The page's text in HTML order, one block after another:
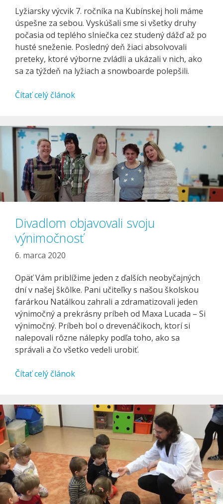
Lyžiarsky výcvik 7. ročníka na Kubínskej holi máme
úspešne za sebou. Vyskúšali sme si všetky druhy
počasia od teplého slniečka cez studený dážď až po
husté sneženie. Posledný deň žiaci absolvovali
preteky, ktoré výborne zvládli a ukázali v nich, ako
sa za týždeň na lyžiach a snowboarde polepšili.
Čítať celý článok
Divadlom objavovali svoju
výnimočnosť
6. marca 2020
Opäť Vám priblížime jeden z ďalších neobyčajných
dní v našej škôlke. Pani učiteľky s našou školskou
farárkou Natálkou zahrali a zdramatizovali jeden
výnimočný a prekrásny príbeh od Maxa Lucada – Si
výnimočný. Príbeh bol o drevenáčikoch, ktorí si
nalepovali rôzne nálepky podľa toho, ako sa
správali a čo všetko vedeli urobiť.
Čítať celý článok